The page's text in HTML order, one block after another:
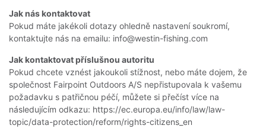
Jak nás kontaktovat
Pokud máte jakékoli dotazy ohledně nastavení soukromí,
kontaktujte nás na emailu: info@westin-fishing.com
Jak kontaktovat příslušnou autoritu
Pokud chcete vznést jakoukoli stížnost, nebo máte dojem, že
společnost Fairpoint Outdoors A/S nepřistupovala k vašemu
požadavku s patřičnou péčí, můžete si přečíst více na
následujícím odkazu: https://ec.europa.eu/info/law/law-
topic/data-protection/reform/rights-citizens_en